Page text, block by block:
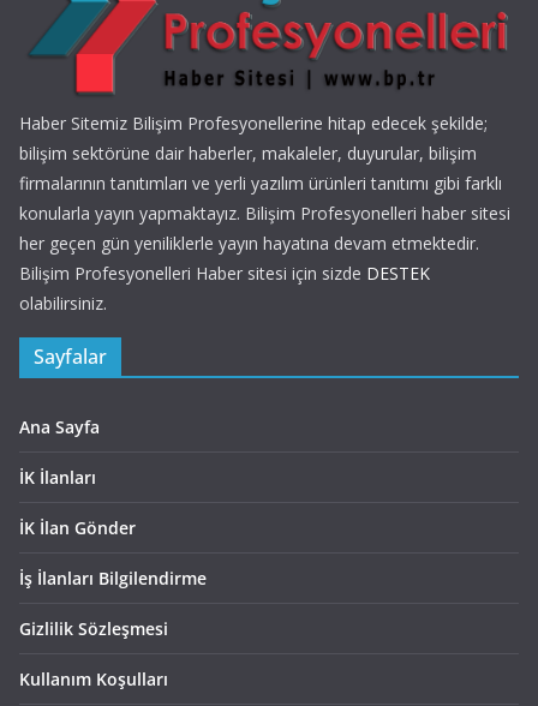
Haber Sitemiz Bilişim Profesyonellerine hitap edecek şekilde;
bilişim sektörüne dair haberler, makaleler, duyurular, bilişim
firmalarının tanıtımları ve yerli yazılım ürünleri tanıtımı gibi farklı
konularla yayın yapmaktayız. Bilişim Profesyonelleri haber sitesi
her geçen gün yeniliklerle yayın hayatına devam etmektedir.
Bilişim Profesyonelleri Haber sitesi için sizde DESTEK
olabilirsiniz.
Sayfalar
Ana Sayfa
İK İlanları
İK İlan Gönder
İş İlanları Bilgilendirme
Gizlilik Sözleşmesi
Kullanım Koşulları